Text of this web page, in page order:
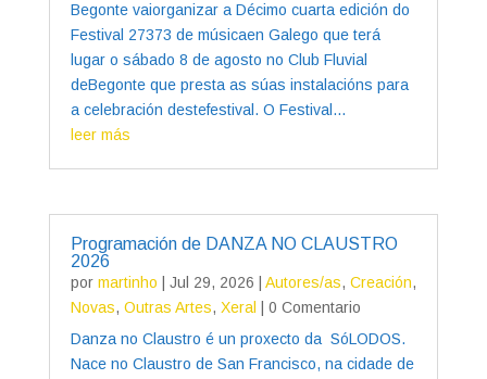
Begonte vaiorganizar a Décimo cuarta edición do
Festival 27373 de músicaen Galego que terá
lugar o sábado 8 de agosto no Club Fluvial
deBegonte que presta as súas instalacións para
a celebración destefestival. O Festival...
leer más
Programación de DANZA NO CLAUSTRO
2026
por martinho Jul 29, 2026 Autores/as, Creación,
Novas, Outras Artes, Xeral
| 0 Comentario
Danza no Claustro é un proxecto da SóLODOS.
Nace no Claustro de San Francisco, na cidade de